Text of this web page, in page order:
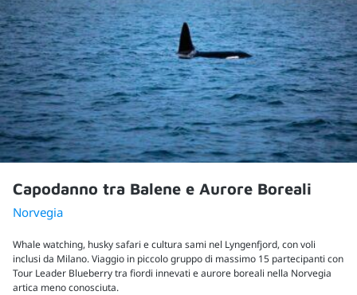
Capodanno tra Balene e Aurore Boreali
Norvegia
Whale watching, husky safari e cultura sami nel Lyngenfjord, con voli
inclusi da Milano. Viaggio in piccolo gruppo di massimo 15 partecipanti con
Tour Leader Blueberry tra fiordi innevati e aurore boreali nella Norvegia
artica meno conosciuta.